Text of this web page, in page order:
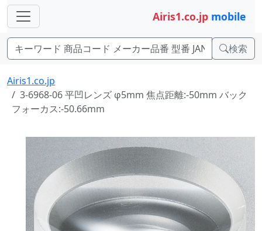
Airis1.co.jp mobile
検索
Airis1.co.jp
3-6968-06 平凹レンズ φ5mm 焦点距離:-50mm バック
フォーカス:-50.66mm